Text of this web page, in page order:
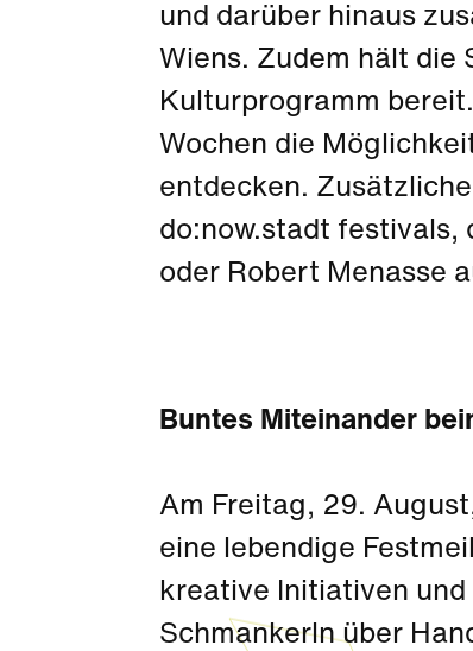
und darüber hinaus
Wiens. Zudem hält die
Kulturprogramm
Wochen die
entdecken.
do:now.stadt festivals,
oder Robert Menasse
Buntes Miteinander
Am Freitag, 29.
eine lebendige
kreative Initiativen
Schmankerln über